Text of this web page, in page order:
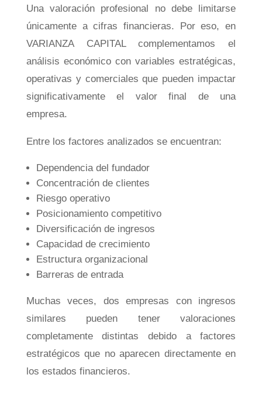
Una valoración profesional no debe limitarse
únicamente a cifras financieras. Por eso, en
VARIANZA CAPITAL complementamos el
análisis económico con variables estratégicas,
operativas y comerciales que pueden impactar
significativamente el valor final de una
empresa.
Entre los factores analizados se encuentran:
Dependencia del fundador
Concentración de clientes
Riesgo operativo
Posicionamiento competitivo
Diversificación de ingresos
Capacidad de crecimiento
Estructura organizacional
Barreras de entrada
Muchas veces, dos empresas con ingresos
similares pueden tener valoraciones
completamente distintas debido a factores
estratégicos que no aparecen directamente en
los estados financieros.